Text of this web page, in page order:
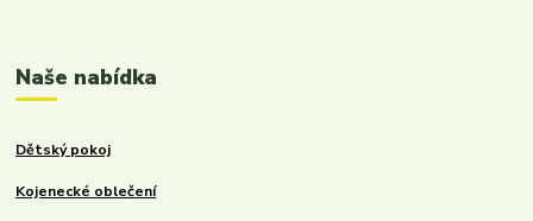
Naše nabídka
Dětský pokoj
Kojenecké oblečení